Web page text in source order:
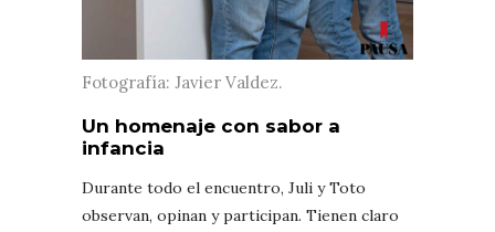
Fotografía: Javier Valdez.
Un homenaje con sabor a
infancia
Durante todo el encuentro, Juli y Toto
observan, opinan y participan. Tienen claro